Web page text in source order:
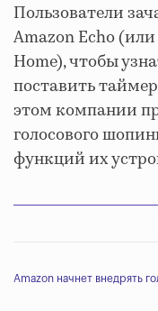
Пользователи
Amazon Echo
Home), чтобы
поставить
этом компании
голосового
функций их
Amazon начнет внедрять